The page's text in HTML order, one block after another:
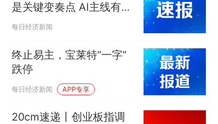
1千斤稻谷
十多万人报名的考试，成绩
是关键变奏点 AI主线有望
再度走强
每日经济新闻
终止易主，宝莱特“一字”
跌停
每日经济新闻 APP专享
20cm速递丨创业板指调